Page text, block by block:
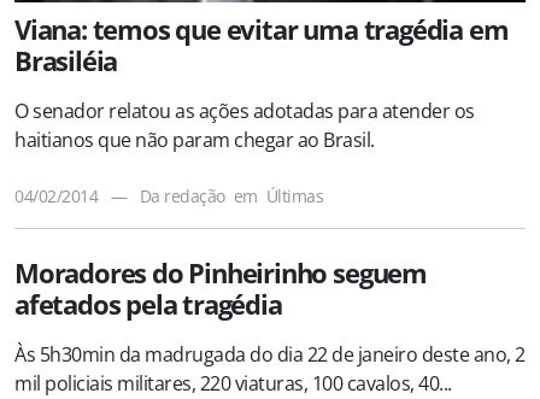
Viana: temos que evitar uma tragédia em
Brasiléia
O senador relatou as ações adotadas para atender os
haitianos que não param chegar ao Brasil.
04/02/2014 — Da redação em Últimas
Moradores do Pinheirinho seguem
afetados pela tragédia
Às 5h30min da madrugada do dia 22 de janeiro deste ano, 2
mil policiais militares, 220 viaturas, 100 cavalos, 40...